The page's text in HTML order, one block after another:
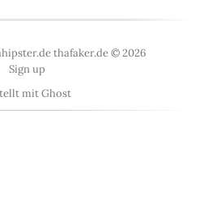
thafaker.de © 2026
Sign up
mitGhost